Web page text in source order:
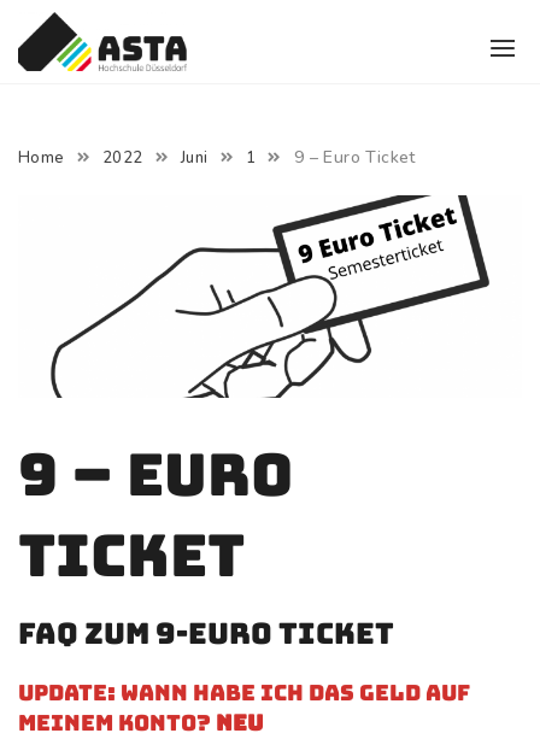
content
Home 2022 Juni 1 9 – Euro Ticket
9 – Euro
Ticket
FAQ zum 9-Euro Ticket
Update: Wann habe ich das Geld auf
meinem Konto? NEU